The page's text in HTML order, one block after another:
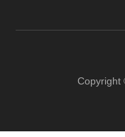
Copyright